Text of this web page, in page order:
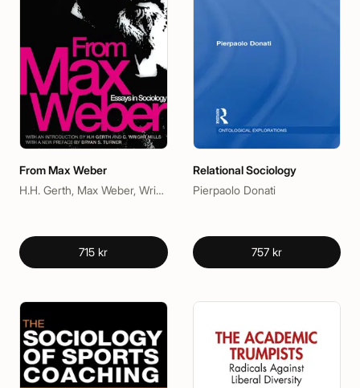
From Max Weber
H.H. Gerth, Max Weber, Wright Mills
715 kr
Relational Sociology
Pierpaolo Donati
757 kr